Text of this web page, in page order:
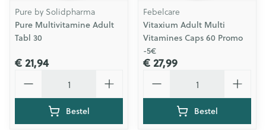
Pure by Solidpharma
Pure Multivitamine Adult
Tabl 30
€ 21,94
Bestel
Febelcare
Vitaxium Adult Multi
Vitamines Caps 60 Promo
-5€
€ 27,99
Bestel